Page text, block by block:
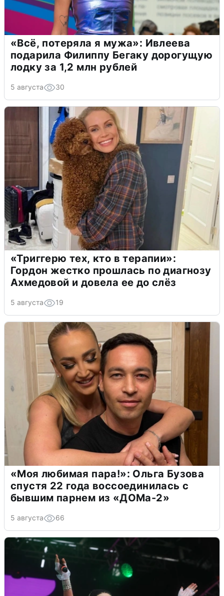
«Всё, потеряла я мужа»: Ивлеева
подарила Филиппу Бегаку дорогущую
лодку за 1,2 млн рублей
5 августа 30
«Триггерю тех, кто в терапии»:
Гордон жестко прошлась по диагнозу
Ахмедовой и довела ее до слёз
5 августа 19
«Моя любимая пара!»: Ольга Бузова
спустя 22 года воссоединилась с
бывшим парнем из «ДОМа-2»
5 августа 66